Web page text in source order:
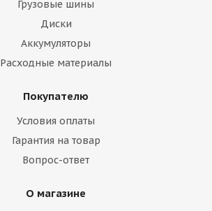
Грузовые шины
Диски
Аккумуляторы
Расходные материалы
Покупателю
Условия оплаты
Гарантия на товар
Вопрос-ответ
О магазине